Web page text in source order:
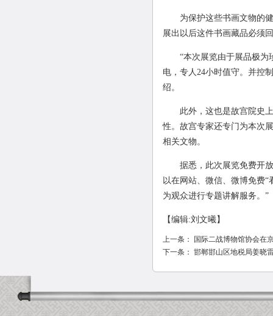
为保护这些书画文物的健
展出以后这件书画藏品必须
“本次展览由于展品极为珍
电，专人24小时值守。并控
绍。
此外，这也是故宫院史上“
性。故宫专家还专门为本次
相关文物。
据悉，此次展览免费开放
以在网站、微信、微博免费
为观众进行专题讲解服务。
【编辑:刘文曦】
上一条：
国际二战博物馆协会在
下一条： 邯郸邯山区地税局姜晓